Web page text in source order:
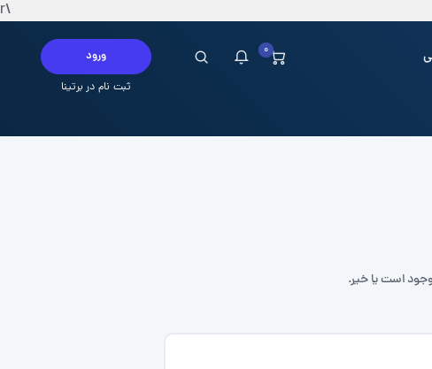
\r
0 ورود
ثبت نام در برتینا
است یا خیر.